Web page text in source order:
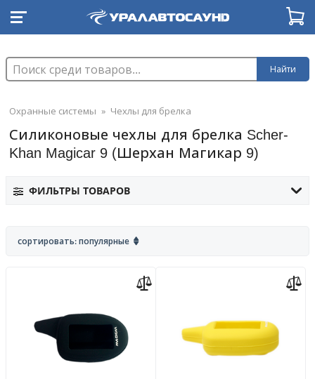
Найти
Охранные системы » Чехлы для брелка
Силиконовые чехлы для брелка Scher-
Khan Magicar 9 (Шерхан Магикар 9)
ФИЛЬТРЫ ТОВАРОВ
сортировать: популярные